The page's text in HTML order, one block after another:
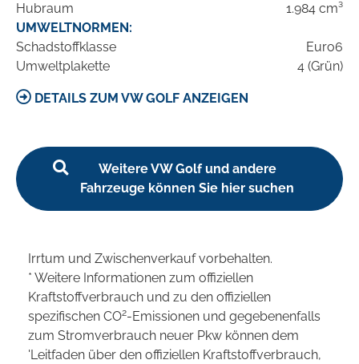
Hubraum
1.984 cm³
UMWELTNORMEN:
Schadstoffklasse
Euro6
Umweltplakette
4 (Grün)
DETAILS ZUM VW GOLF ANZEIGEN
Weitere VW Golf und andere
Fahrzeuge können Sie hier suchen
Irrtum und Zwischenverkauf vorbehalten.
* Weitere Informationen zum offiziellen
Kraftstoffverbrauch und zu den offiziellen
spezifischen CO2-Emissionen und gegebenenfalls
zum Stromverbrauch neuer Pkw können dem
'Leitfaden über den offiziellen Kraftstoffverbrauch,